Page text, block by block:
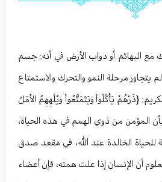
مع البهائم أو دواب الأرض في أنه: جسم
يتجاوز مرحلة النمو والتحرك والاستمتاع
{ذَرْهُمْ يَأْكُلُواْ وَيَتَمَتَّعُواْ وَيُلْهِهِمُ الأَمَلُ
المؤمن من ذوي الهمم في هذه الحياة،
للحياة الخالدة عند الله، في مقعد صدق
أن الإنسان إذا علت همته، فإن أعضاء